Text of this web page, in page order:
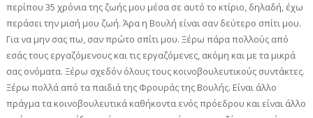
περίπου 35 χρόνια της ζωής μου μέσα σε αυτό το κτίριο, δηλαδή, έχω
περάσει την μισή μου ζωή. Άρα η Βουλή είναι σαν δεύτερο σπίτι μου.
Για να μην σας πω, σαν πρώτο σπίτι μου. Ξέρω πάρα πολλούς από
εσάς τους εργαζόμενους και τις εργαζόμενες, ακόμη και με τα μικρά
σας ονόματα. Ξέρω σχεδόν όλους τους κοινοβουλευτικούς συντάκτες.
Ξέρω πολλά από τα παιδιά της Φρουράς της Βουλής. Είναι άλλο
πράγμα τα κοινοβουλευτικά καθήκοντα ενός πρόεδρου και είναι άλλο